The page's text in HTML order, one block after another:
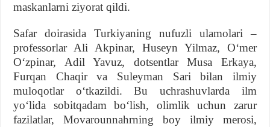
maskanlarni ziyorat qildi.
Safar doirasida Turkiyaning nufuzli ulamolari –
professorlar Ali Akpinar, Huseyn Yilmaz, Oʻmer
Oʻzpinar, Adil Yavuz, dotsentlar Musa Erkaya,
Furqan Chaqir va Suleyman Sari bilan ilmiy
muloqotlar oʻtkazildi. Bu uchrashuvlarda ilm
yoʻlida sobitqadam boʻlish, olimlik uchun zarur
fazilatlar, Movarounnahrning boy ilmiy merosi,